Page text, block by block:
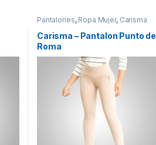
Pantalones, Ropa Mujer, Carisma
Carisma – Pantalon Punto de
Roma